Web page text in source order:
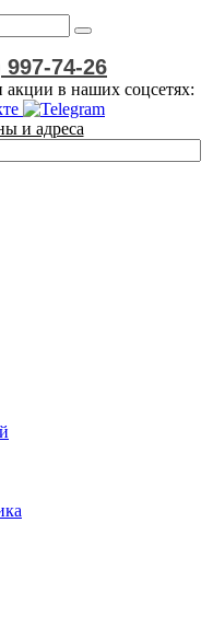
997-74-26
в наших соцсетях:
и адреса